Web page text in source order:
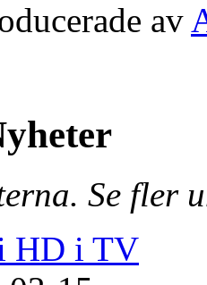
av
Se
HD i TV